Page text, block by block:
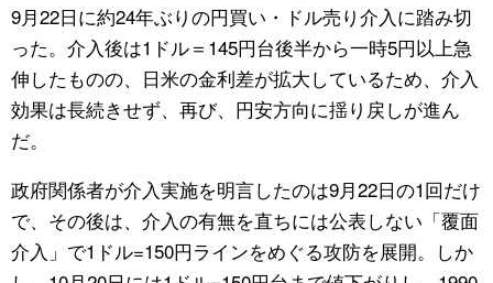
9月22日に約24年ぶりの円買い・ドル売り介入に踏み切
った。介入後は1ドル＝145円台後半から一時5円以上急
伸したものの、日米の金利差が拡大しているため、介入
効果は長続きせず、再び、円安方向に揺り戻しが進ん
だ。
政府関係者が介入実施を明言したのは9月22日の1回だけ
で、その後は、介入の有無を直ちには公表しない「覆面
介入」で1ドル=150円ラインをめぐる攻防を展開。しか